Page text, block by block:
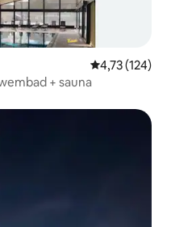
Gemiddelde
4,73 (124)
+ sauna